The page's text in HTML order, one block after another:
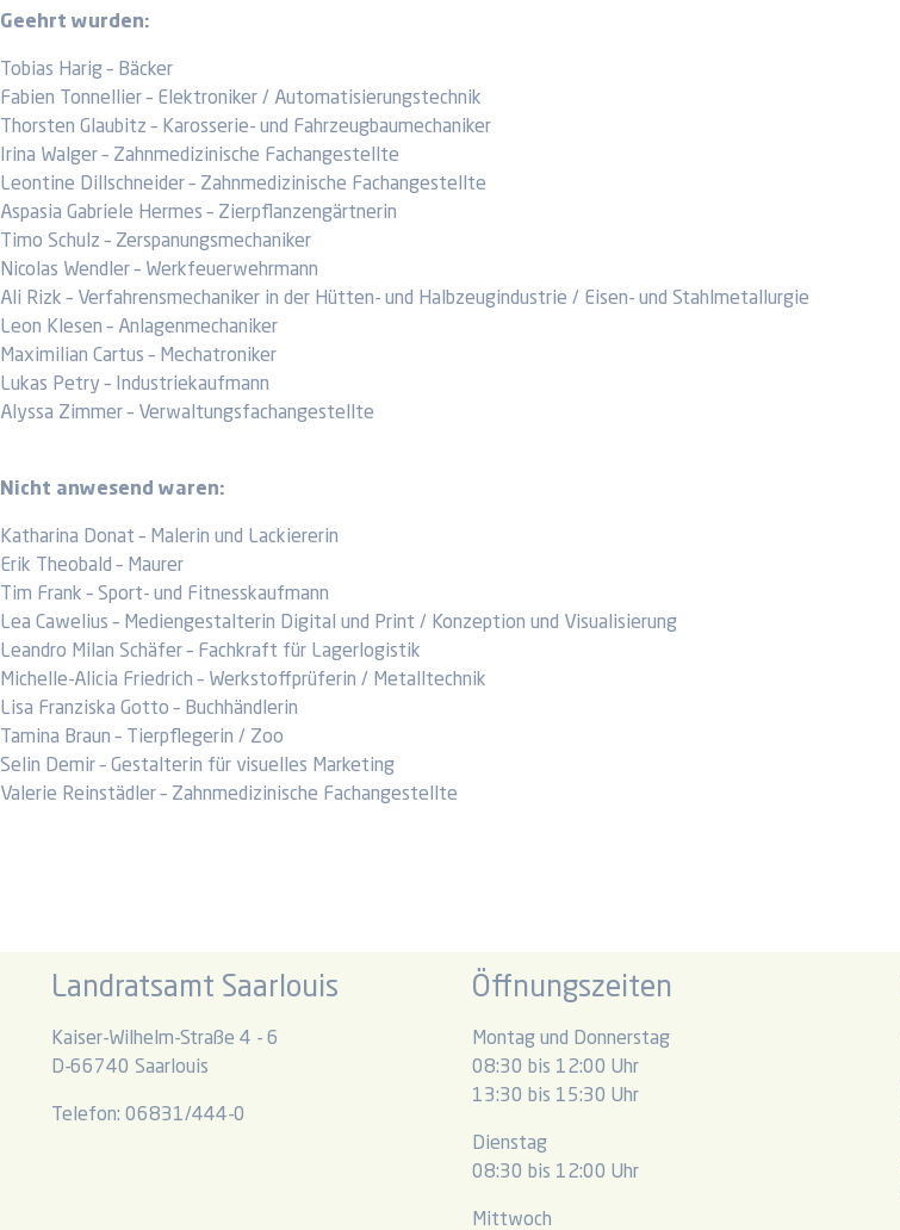
Geehrt wurden:
Tobias Harig – Bäcker
Fabien Tonnellier – Elektroniker / Automatisierungstechnik
Thorsten Glaubitz – Karosserie- und Fahrzeugbaumechaniker
Irina Walger – Zahnmedizinische Fachangestellte
Leontine Dillschneider – Zahnmedizinische Fachangestellte
Aspasia Gabriele Hermes – Zierpflanzengärtnerin
Timo Schulz – Zerspanungsmechaniker
Nicolas Wendler – Werkfeuerwehrmann
Ali Rizk – Verfahrensmechaniker in der Hütten- und Halbzeugindustrie / Eisen- und Stahlmetallurgie
Leon Klesen – Anlagenmechaniker
Maximilian Cartus – Mechatroniker
Lukas Petry – Industriekaufmann
Alyssa Zimmer – Verwaltungsfachangestellte
Nicht anwesend waren:
Katharina Donat – Malerin und Lackiererin
Erik Theobald – Maurer
Tim Frank – Sport- und Fitnesskaufmann
Lea Cawelius – Mediengestalterin Digital und Print / Konzeption und Visualisierung
Leandro Milan Schäfer – Fachkraft für Lagerlogistik
Michelle-Alicia Friedrich – Werkstoffprüferin / Metalltechnik
Lisa Franziska Gotto – Buchhändlerin
Tamina Braun – Tierpflegerin / Zoo
Selin Demir – Gestalterin für visuelles Marketing
Valerie Reinstädler – Zahnmedizinische Fachangestellte
Landratsamt Saarlouis
Kaiser-Wilhelm-Straße 4 - 6
D-66740 Saarlouis
Telefon: 06831/444-0
Öffnungszeiten
Montag und Donnerstag
08:30 bis 12:00 Uhr
13:30 bis 15:30 Uhr
Dienstag
08:30 bis 12:00 Uhr
Mittwoch